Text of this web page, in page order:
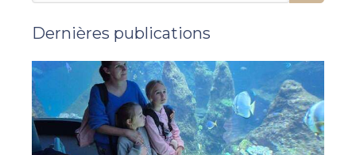
Dernières publications